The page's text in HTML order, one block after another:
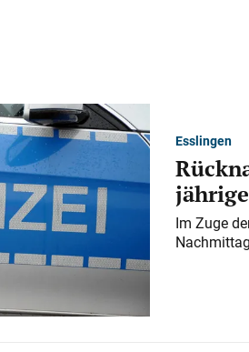
Esslingen
Im Zuge